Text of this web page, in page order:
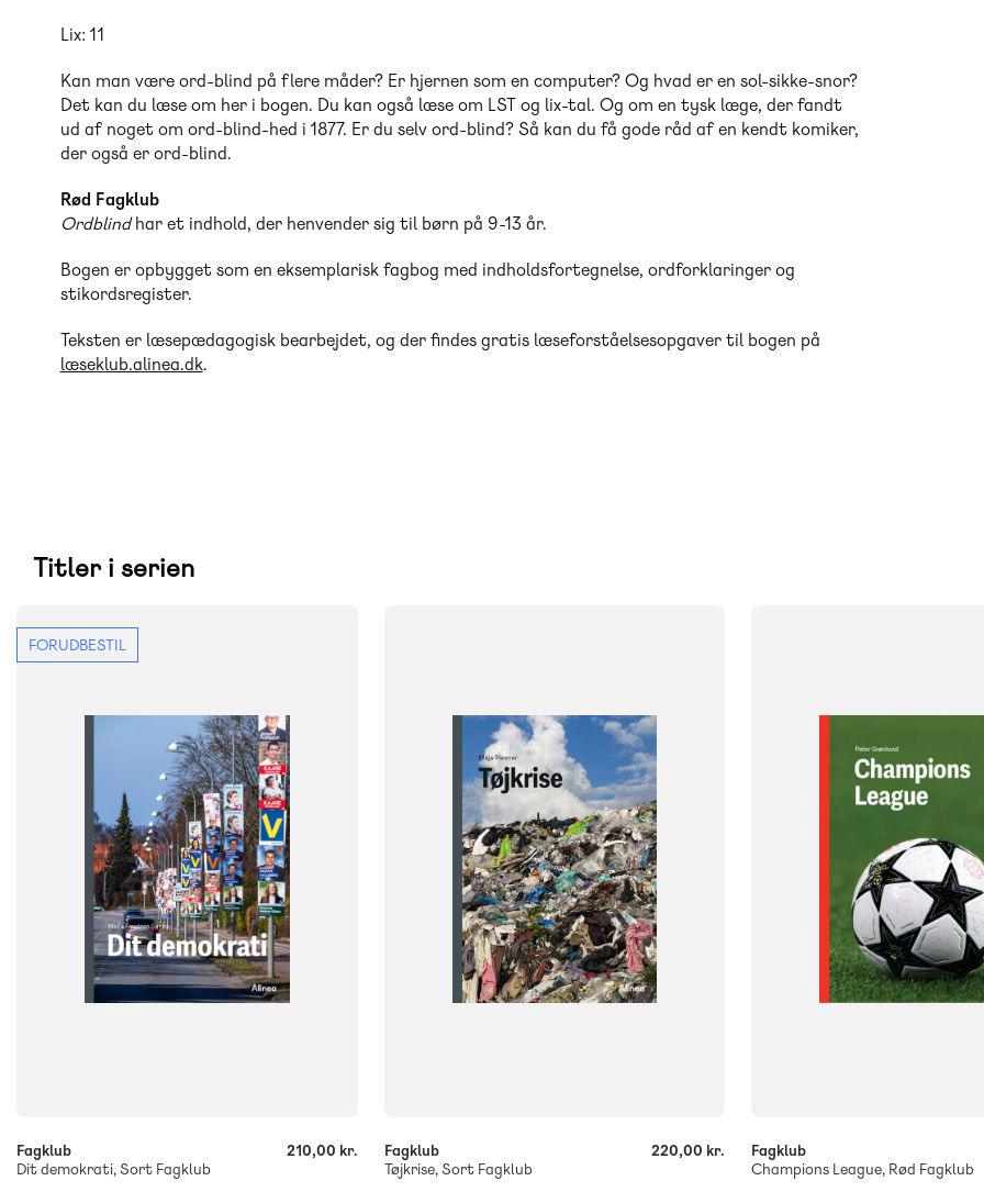
Lix: 11
Kan man være ord-blind på flere måder? Er hjernen som en computer? Og hvad er en sol-sikke-snor?
Det kan du læse om her i bogen. Du kan også læse om LST og lix-tal. Og om en tysk læge, der fandt
ud af noget om ord-blind-hed i 1877. Er du selv ord-blind? Så kan du få gode råd af en kendt komiker,
der også er ord-blind.
Rød Fagklub
Ordblindhar et indhold, der henvender sig til børn på 9-13 år.
Bogen er opbygget som en eksemplarisk fagbog med indholdsfortegnelse, ordforklaringer og
stikordsregister.
Teksten er læsepædagogisk bearbejdet, og der findes gratis læseforståelsesopgaver til bogen på
læseklub.alinea.dk.
Titler i serien
FAG
Dansk
7. klasse 8. klasse 9. klasse
9788723573513
FORUDBESTIL
Fagklub
Dit demokrati, Sort Fagklub
210,00 kr.
7. klasse 8. klasse 9. klasse 10. klasse
Flergangsbog
9788723579782
Fagklub
Tøjkrise, Sort Fagklub
220,00 kr.
4. klasse 5. klasse 6. klasse 7.
Flergangsbog
Fagklub
Champions League, Rød Fagklub